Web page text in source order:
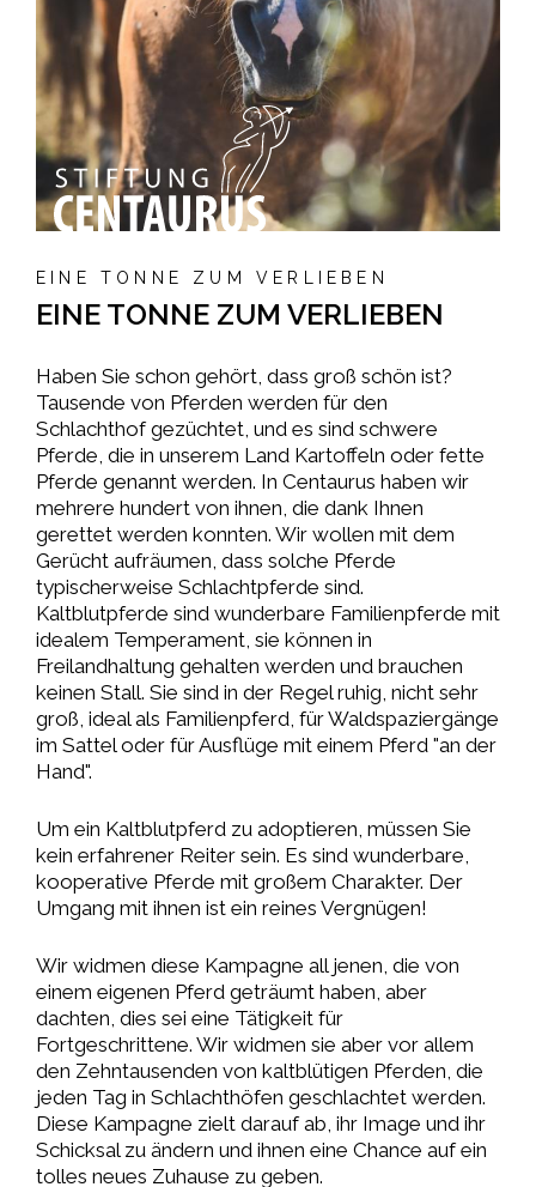
EINE TONNE ZUM VERLIEBEN
EINE TONNE ZUM VERLIEBEN
Haben Sie schon gehört, dass groß schön ist?
Tausende von Pferden werden für den
Schlachthof gezüchtet, und es sind schwere
Pferde, die in unserem Land Kartoffeln oder fette
Pferde genannt werden. In Centaurus haben wir
mehrere hundert von ihnen, die dank Ihnen
gerettet werden konnten. Wir wollen mit dem
Gerücht aufräumen, dass solche Pferde
typischerweise Schlachtpferde sind.
Kaltblutpferde sind wunderbare Familienpferde mit
idealem Temperament, sie können in
Freilandhaltung gehalten werden und brauchen
keinen Stall. Sie sind in der Regel ruhig, nicht sehr
groß, ideal als Familienpferd, für Waldspaziergänge
im Sattel oder für Ausflüge mit einem Pferd "an der
Hand".
Um ein Kaltblutpferd zu adoptieren, müssen Sie
kein erfahrener Reiter sein. Es sind wunderbare,
kooperative Pferde mit großem Charakter. Der
Umgang mit ihnen ist ein reines Vergnügen!
Wir widmen diese Kampagne all jenen, die von
einem eigenen Pferd geträumt haben, aber
dachten, dies sei eine Tätigkeit für
Fortgeschrittene. Wir widmen sie aber vor allem
den Zehntausenden von kaltblütigen Pferden, die
jeden Tag in Schlachthöfen geschlachtet werden.
Diese Kampagne zielt darauf ab, ihr Image und ihr
Schicksal zu ändern und ihnen eine Chance auf ein
tolles neues Zuhause zu geben.